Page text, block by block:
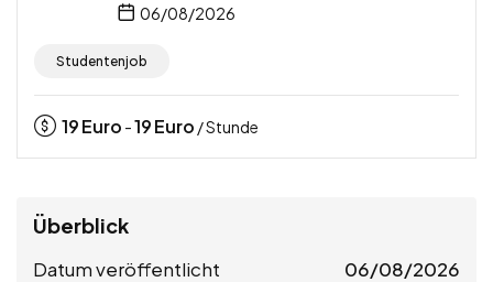
06/08/2026
Studentenjob
19Euro -19Euro / Stunde
Überblick
Datum veröffentlicht 06/08/2026